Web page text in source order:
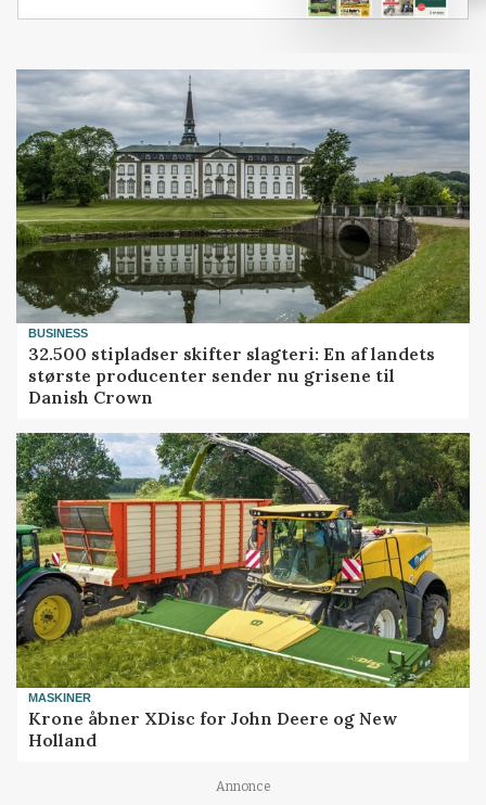
BUSINESS
32.500 stipladser skifter slagteri: En af landets
største producenter sender nu grisene til
Danish Crown
MASKINER
Krone åbner XDisc for John Deere og New
Holland
Annonce